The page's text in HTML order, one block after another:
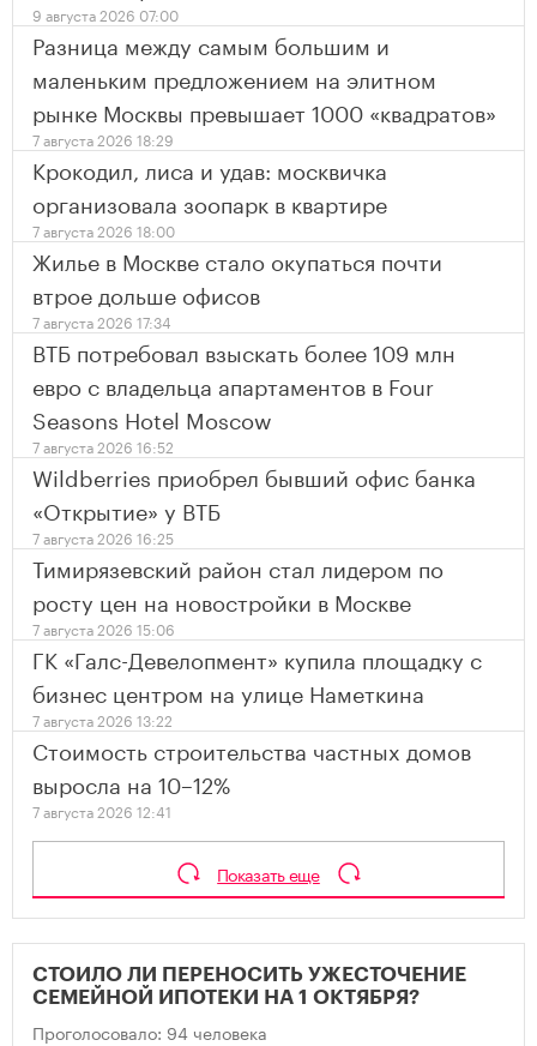
9 августа 2026 07:00
Разница между самым большим и
маленьким предложением на элитном
рынке Москвы превышает 1000 «квадратов»
7 августа 2026 18:29
Крокодил, лиса и удав: москвичка
организовала зоопарк в квартире
7 августа 2026 18:00
Жилье в Москве стало окупаться почти
втрое дольше офисов
7 августа 2026 17:34
ВТБ потребовал взыскать более 109 млн
евро с владельца апартаментов в Four
Seasons Hotel Moscow
7 августа 2026 16:52
Wildberries приобрел бывший офис банка
«Открытие» у ВТБ
7 августа 2026 16:25
Тимирязевский район стал лидером по
росту цен на новостройки в Москве
7 августа 2026 15:06
ГК «Галс-Девелопмент» купила площадку с
бизнес центром на улице Наметкина
7 августа 2026 13:22
Стоимость строительства частных домов
выросла на 10–12%
7 августа 2026 12:41
Показать еще
СТОИЛО ЛИ ПЕРЕНОСИТЬ УЖЕСТОЧЕНИЕ
СЕМЕЙНОЙ ИПОТЕКИ НА 1 ОКТЯБРЯ?
Проголосовало: 94 человека